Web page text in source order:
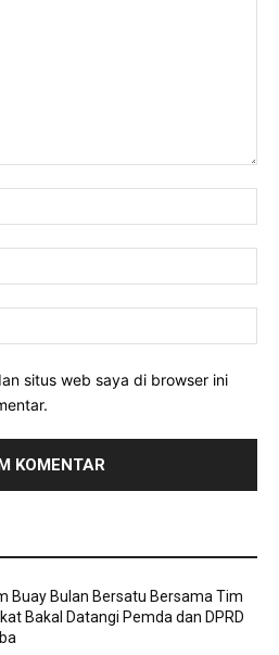
situs web saya di browser ini
Buay Bulan Bersatu Bersama Tim
Bakal Datangi Pemda dan DPRD